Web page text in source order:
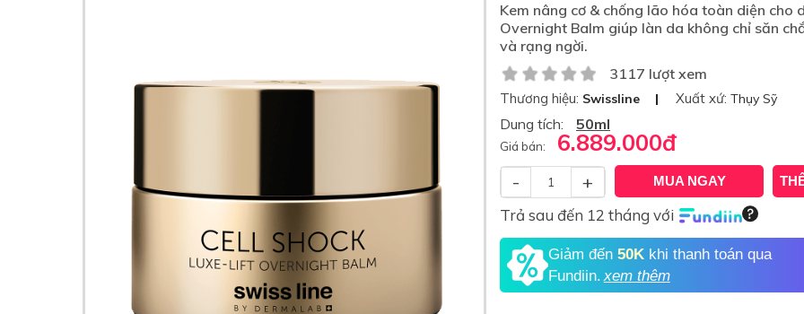
Kem nâng cơ & chống lão hóa toàn diện cho
Overnight Balm giúp làn da không chỉ săn
và rạng ngời.
3117 lượt xem
Thương hiệu: Swissline Xuất xứ: Thụy Sỹ
Dung tích: 50ml
Giá bán: 6.889.000đ
- + MUA NGAY
Trả sau đến 12 tháng với
Giảm đến 50K khi thanh toán qua
Fundiin. xem thêm